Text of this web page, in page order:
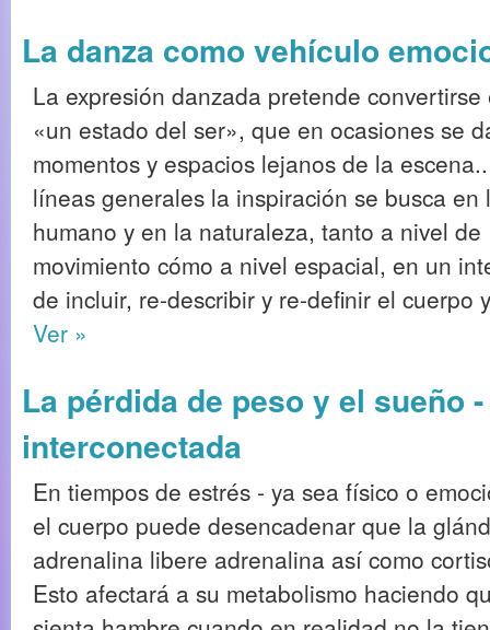
La danza como vehículo
La expresión danzada pretende convertirse
«un estado del ser», que en ocasiones se
momentos y espacios lejanos de la
líneas generales la inspiración se busca en
humano y en la naturaleza, tanto a nivel de
movimiento cómo a nivel espacial, en un
de incluir, re-describir y re-definir el cuerpo
Ver »
La pérdida de peso y el sueño
interconectada
En tiempos de estrés - ya sea físico o
el cuerpo puede desencadenar que la
adrenalina libere adrenalina así como
Esto afectará a su metabolismo haciendo